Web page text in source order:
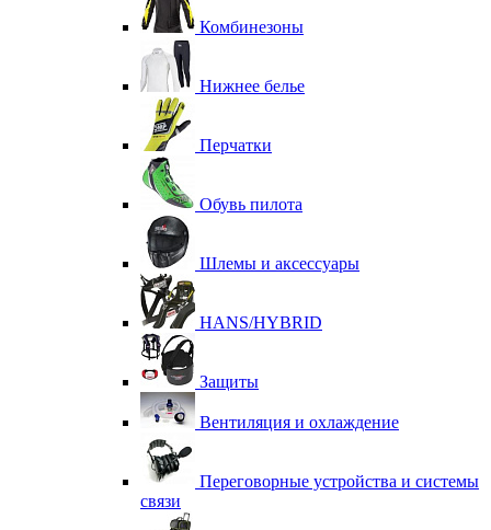
Комбинезоны
Нижнее белье
Перчатки
Обувь пилота
Шлемы и аксессуары
HANS/HYBRID
Защиты
Вентиляция и охлаждение
Переговорные устройства и системы
связи